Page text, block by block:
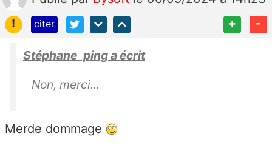
!
citer + -
Stéphane_ping a écrit
Non, merci...
Merde dommage